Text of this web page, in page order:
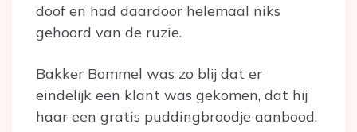
doof en had daardoor helemaal niks
gehoord van de ruzie.
Bakker Bommel was zo blij dat er
eindelijk een klant was gekomen, dat hij
haar een gratis puddingbroodje aanbood.